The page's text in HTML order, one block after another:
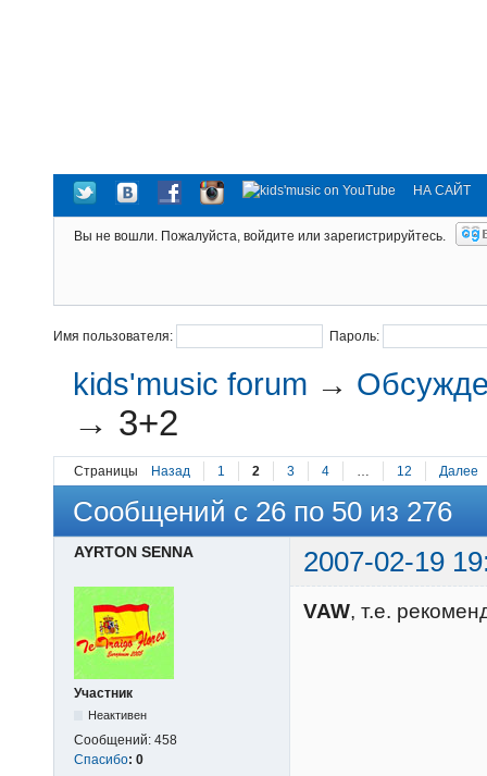
НА САЙТ
Вы не вошли. Пожалуйста, войдите или зарегистрируйтесь.
Имя пользователя: Пароль:
kids'music forum →
→ 3+2
Страницы Назад 1 2 3 4 … 12 Далее
Сообщений с 26 по 50 из 276
AYRTON SENNA 2007-02-19
Участник
Неактивен
Сообщений: 458
Спасибо: 0
VAW, т.е.